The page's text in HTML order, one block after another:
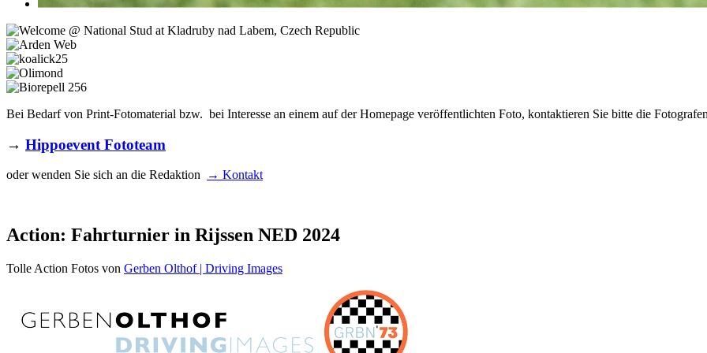
Bei Bedarf von Print-Fotomaterial bzw. bei Interesse an einem auf der Homepage veröffentlichten Foto, kontaktieren Sie bitte die
→ Hippoevent Fototeam
oder wenden Sie sich an die Redaktion → Kontakt
Action: Fahrturnier in Rijssen NED 2024
Tolle Action Fotos von Gerben Olthof | Driving Images